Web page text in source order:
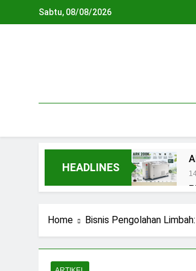
Sabtu, 08/08/2026
HEADLINES
Home Bisnis Pengolahan